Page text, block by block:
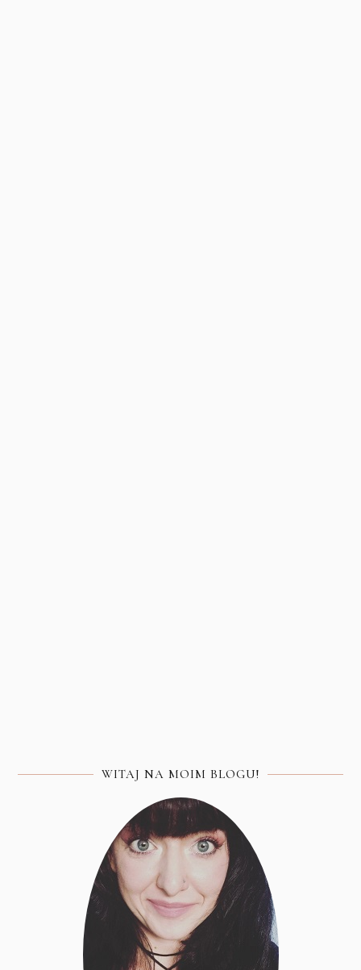
WITAJ NA MOIM BLOGU!